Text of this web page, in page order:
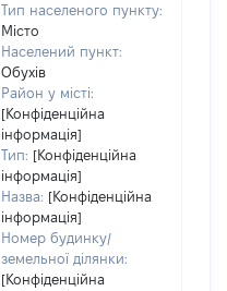
Тип населеного пункту:
Місто
Населений пункт:
Обухів
Район у місті:
[Конфіденційна
інформація]
Тип: [Конфіденційна
інформація]
Назва: [Конфіденційна
інформація]
Номер будинку/
земельної ділянки:
[Конфіденційна